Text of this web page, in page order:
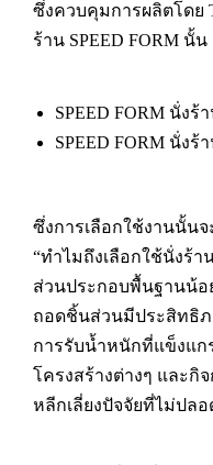
ซึ่งควบคุมการผลิตโดย
ร้าน SPEED FORM นั้
SPEED FORM นั่งร้
SPEED FORM นั่งร้
ซึ่งการเลือกใช้งานนั้น
“ทำไมถึงเลือกใช้นั่งร้
ส่วนประกอบพื้นฐานน้อ
ถอดชิ้นส่วนมีประสิทธิ
การรับน้ำหนักที่แข็งแก
โครงสร้างต่างๆ และกิ
หลีกเลี่ยงปัจจัยที่ไม่ปลอ